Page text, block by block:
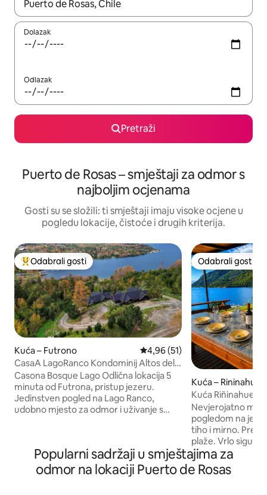
Kada budu dostupni rezultati, moći ćete ih pregledati
Dolazak
Odlazak
Pretraži
Puerto de Rosas – smještaji za odmor s
najboljim ocjenama
Gosti su se složili: ti smještaji imaju visoke ocjene u
pogledu lokacije, čistoće i drugih kriterija.
Među najviše rangiranima s oznakom „Odabrali gosti”
Odabrali gosti
Kuća – Futrono Prosječna ocjena: 4,96/5,
4,96 (51)
CasaA LagoRanco Kondominij Altos del
Ranco-Futrono
Casona Bosque Lago Odlična lokacija 5
minuta od Futrona, pristup jezeru.
Jedinstven pogled na Lago Ranco,
udobno mjesto za odmor i uživanje s
opremljena kuhinja Veliki dnevni
boravak/blagovaonica Namještena
terasa Izvana je quincho 3 spavaće sobe
Odabrali gosti
Odabrali gosti
Kuća – Rininahue
Kuća Riñinahue
Nevjerojatno
pogledom na
tiho i mirno.
plaže. Vrlo
kondominija. Ako
povezati s
pronaći. Obližnje
Popularni sadržaji u smještajima za
odmor na lokaciji Puerto de Rosas